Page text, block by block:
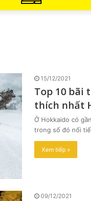
15/12/2021
Top 10 bãi
thích nhất
Ở Hokkaido có
trong số đó nổi
Xem tiếp »
09/12/2021